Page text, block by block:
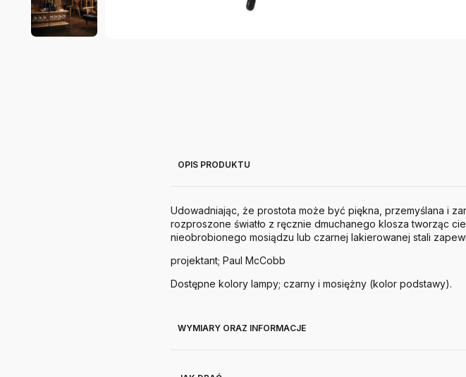
OPIS PRODUKTU
Udowadniając, że prostota może być piękna, przemyślana i
rozproszone światło z ręcznie dmuchanego klosza tworząc
nieobrobionego mosiądzu lub czarnej lakierowanej stali
projektant; Paul McCobb
Dostępne kolory lampy; czarny i mosiężny (kolor podstawy).
WYMIARY ORAZ INFORMACJE